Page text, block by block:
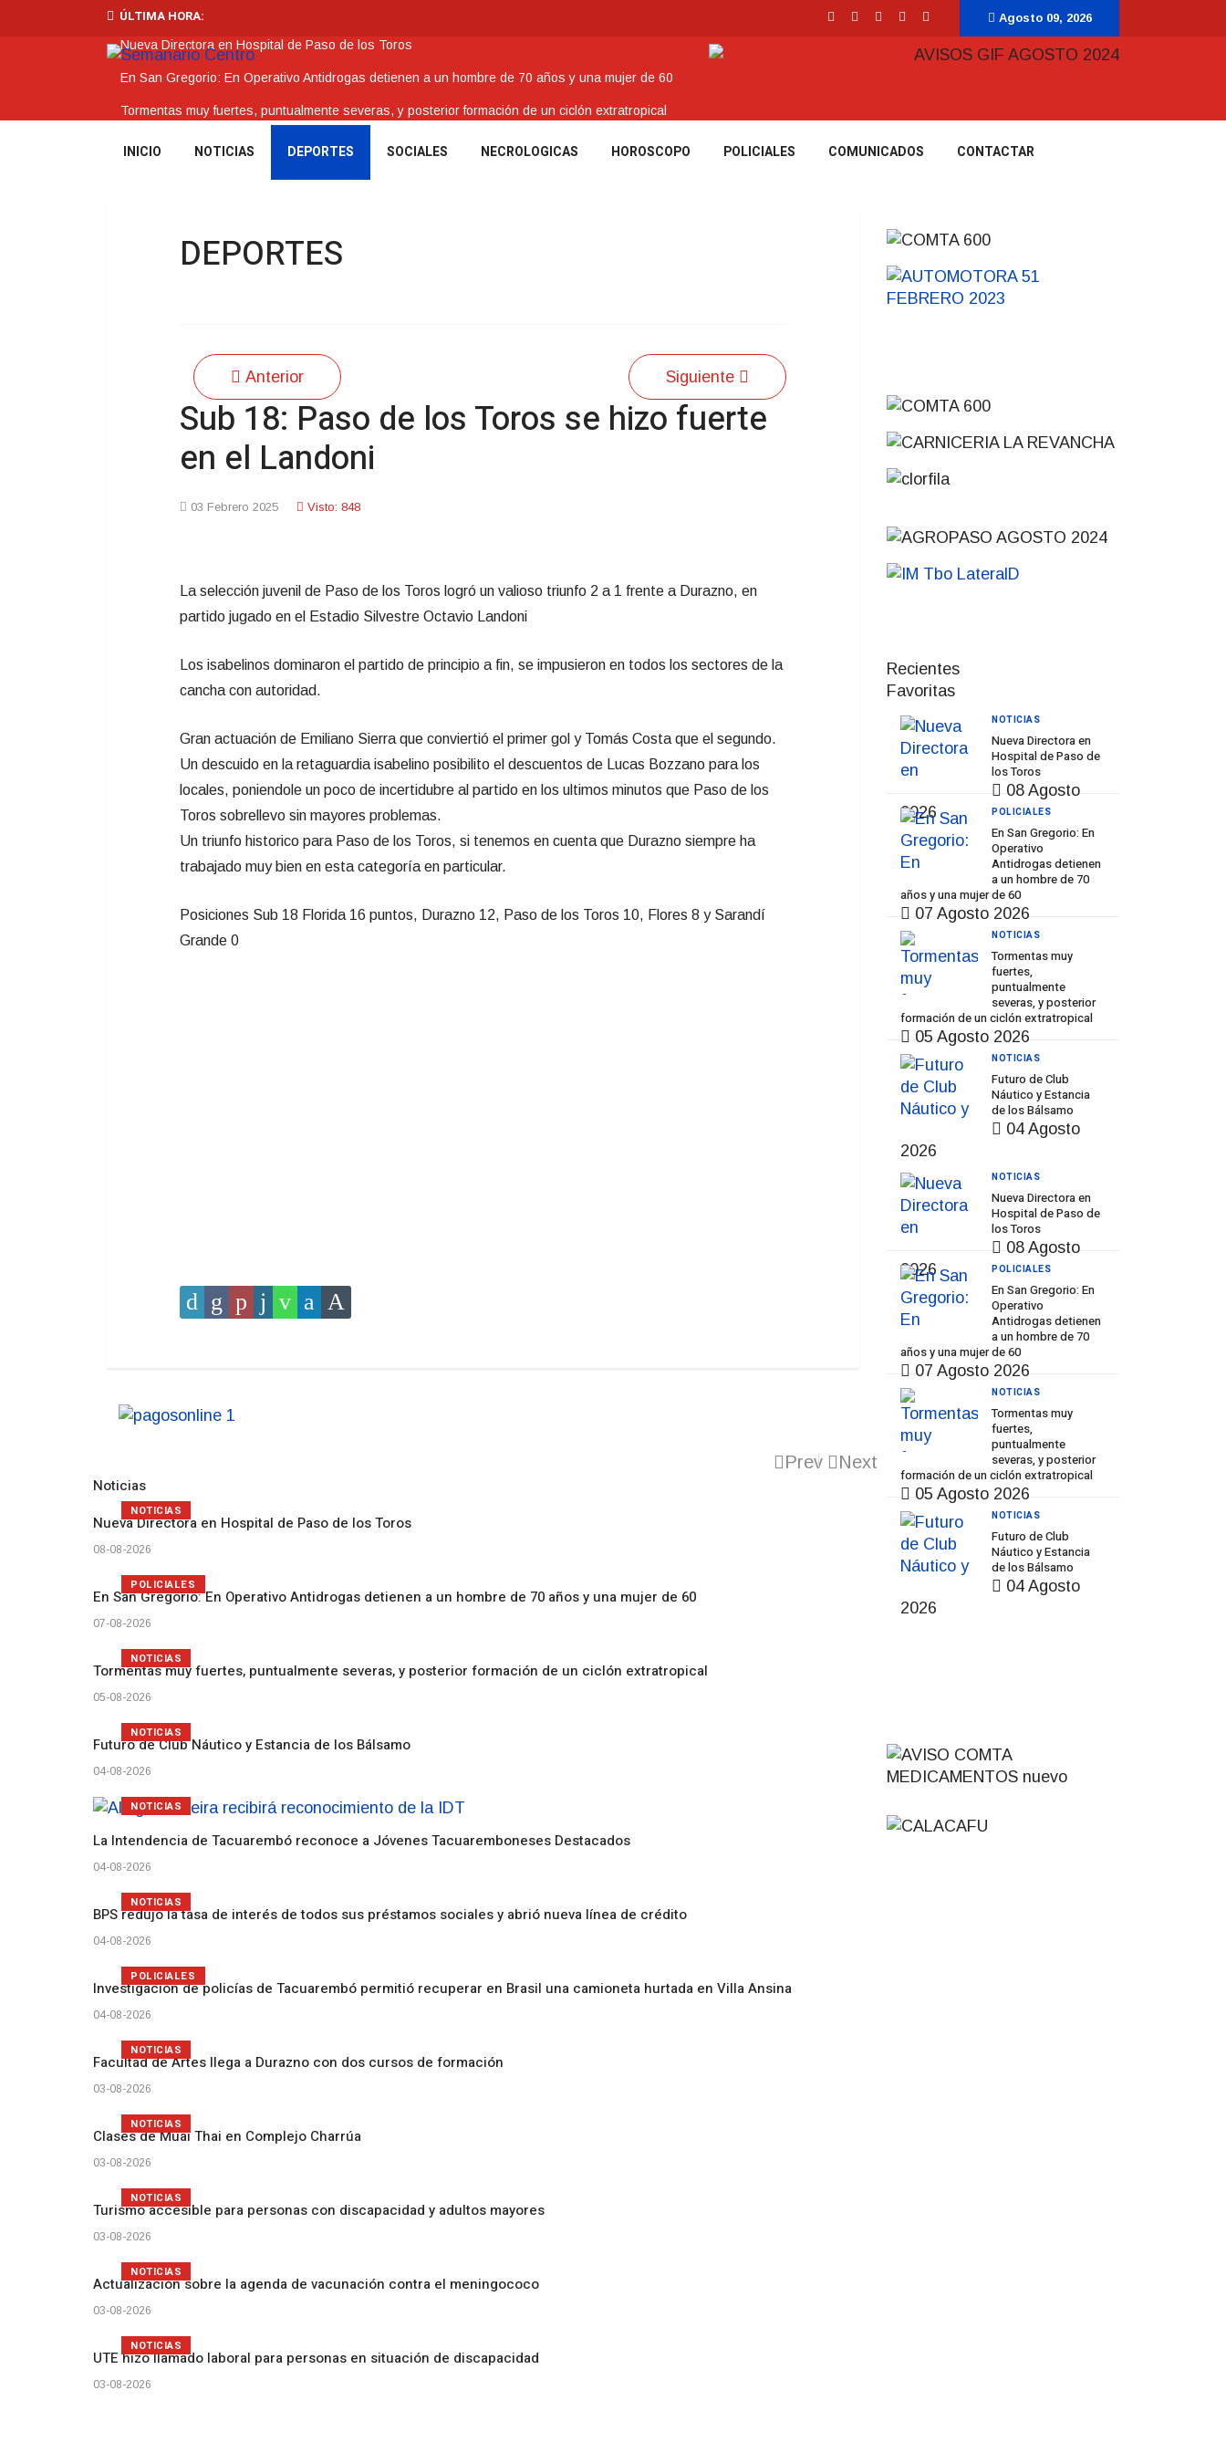
ÚLTIMA HORA:
Nueva Directora en Hospital de Paso de los Toros
En San Gregorio: En Operativo Antidrogas detienen a un hombre de 70 años y una mujer de 60
Tormentas muy fuertes, puntualmente severas, y posterior formación de un ciclón extratropical
Futuro de Club Náutico y Estancia de los Bálsamo
Agosto 09, 2026
INICIO NOTICIAS DEPORTES SOCIALES NECROLOGICAS HOROSCOPO POLICIALES COMUNICADOS CONTACTAR
DEPORTES
Anterior Siguiente
Sub 18: Paso de los Toros se hizo fuerte
en el Landoni
03 Febrero 2025 Visto: 848
La selección juvenil de Paso de los Toros logró un valioso triunfo 2 a 1 frente a Durazno, en
partido jugado en el Estadio Silvestre Octavio Landoni
Los isabelinos dominaron el partido de principio a fin, se impusieron en todos los sectores de la
cancha con autoridad.
Gran actuación de Emiliano Sierra que conviertió el primer gol y Tomás Costa que el segundo.
Un descuido en la retaguardia isabelino posibilito el descuentos de Lucas Bozzano para los
locales, poniendole un poco de incertidubre al partido en los ultimos minutos que Paso de los
Toros sobrellevo sin mayores problemas.
Un triunfo historico para Paso de los Toros, si tenemos en cuenta que Durazno siempre ha
trabajado muy bien en esta categoría en particular.
Posiciones Sub 18 Florida 16 puntos, Durazno 12, Paso de los Toros 10, Flores 8 y Sarandí
Grande 0
Noticias
Prev Next
Nueva Directora en Hospital de Paso de los Toros
08-08-2026
NOTICIAS
En San Gregorio: En Operativo Antidrogas detienen a un hombre de 70 años y una mujer de 60
07-08-2026
POLICIALES
Tormentas muy fuertes, puntualmente severas, y posterior formación de un ciclón extratropical
05-08-2026
NOTICIAS
Futuro de Club Náutico y Estancia de los Bálsamo
04-08-2026
NOTICIAS
La Intendencia de Tacuarembó reconoce a Jóvenes Tacuaremboneses Destacados
04-08-2026
NOTICIAS
BPS redujo la tasa de interés de todos sus préstamos sociales y abrió nueva línea de crédito
04-08-2026
NOTICIAS
Investigación de policías de Tacuarembó permitió recuperar en Brasil una camioneta hurtada en Villa Ansina
04-08-2026
POLICIALES
Facultad de Artes llega a Durazno con dos cursos de formación
03-08-2026
NOTICIAS
Clases de Muai Thai en Complejo Charrúa
03-08-2026
NOTICIAS
Turismo accesible para personas con discapacidad y adultos mayores
03-08-2026
NOTICIAS
Actualización sobre la agenda de vacunación contra el meningococo
03-08-2026
NOTICIAS
UTE hizo llamado laboral para personas en situación de discapacidad
03-08-2026
NOTICIAS
Recientes
Favoritas
Nueva Directora en
Hospital de Paso de
los Toros
08 Agosto
2026
NOTICIAS
En San Gregorio: En
Operativo
Antidrogas detienen
a un hombre de 70
años y una mujer de 60
07 Agosto 2026
POLICIALES
Tormentas muy
fuertes,
puntualmente
severas, y posterior
formación de un ciclón extratropical
05 Agosto 2026
NOTICIAS
Futuro de Club
Náutico y Estancia
de los Bálsamo
04 Agosto
2026
NOTICIAS
Nueva Directora en
Hospital de Paso de
los Toros
08 Agosto
2026
NOTICIAS
En San Gregorio: En
Operativo
Antidrogas detienen
a un hombre de 70
años y una mujer de 60
07 Agosto 2026
POLICIALES
Tormentas muy
fuertes,
puntualmente
severas, y posterior
formación de un ciclón extratropical
05 Agosto 2026
NOTICIAS
Futuro de Club
Náutico y Estancia
de los Bálsamo
04 Agosto
2026
NOTICIAS